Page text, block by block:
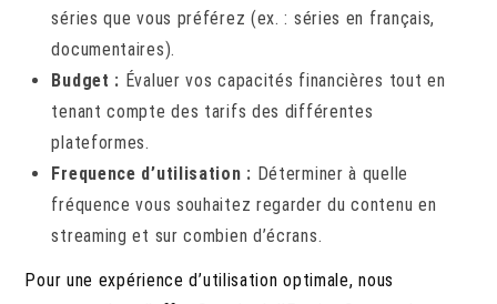
séries que vous préférez (ex. : séries en français,
documentaires).
Budget : Évaluer vos capacités financières tout en
tenant compte des tarifs des différentes
plateformes.
Frequence d’utilisation : Déterminer à quelle
fréquence vous souhaitez regarder du contenu en
streaming et sur combien d’écrans.
Pour une expérience d’utilisation optimale, nous